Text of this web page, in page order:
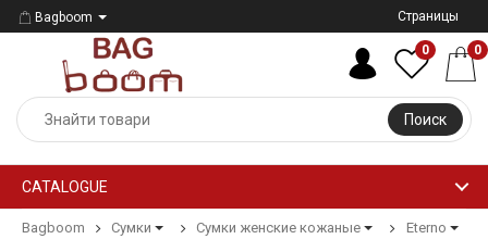
Bagboom Страницы
Поиск
0 0
CATALOGUE
Bagboom Сумки Сумки женские кожаные Eterno